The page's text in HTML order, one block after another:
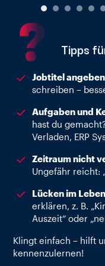
Tipps
Jobtitel
schreiben –
Aufgaben und
hast du
Verladen, ERP
Zeitraum nicht
Ungefähr reicht:
Lücken im
erklären, z. B.
Auszeit“ oder
Klingt einfach – hilft
kennenzulernen!